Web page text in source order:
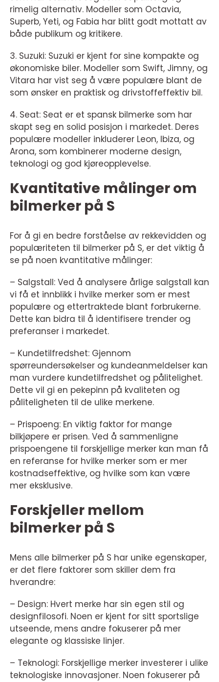
rimelig alternativ. Modeller som Octavia,
Superb, Yeti, og Fabia har blitt godt mottatt av
både publikum og kritikere.
3. Suzuki: Suzuki er kjent for sine kompakte og
økonomiske biler. Modeller som Swift, Jimny, og
Vitara har vist seg å være populære blant de
som ønsker en praktisk og drivstoffeffektiv bil.
4. Seat: Seat er et spansk bilmerke som har
skapt seg en solid posisjon i markedet. Deres
populære modeller inkluderer Leon, Ibiza, og
Arona, som kombinerer moderne design,
teknologi og god kjøreopplevelse.
Kvantitative målinger om
bilmerker på S
For å gi en bedre forståelse av rekkevidden og
populæriteten til bilmerker på S, er det viktig å
se på noen kvantitative målinger:
– Salgstall: Ved å analysere årlige salgstall kan
vi få et innblikk i hvilke merker som er mest
populære og ettertraktede blant forbrukerne.
Dette kan bidra til å identifisere trender og
preferanser i markedet.
– Kundetilfredshet: Gjennom
spørreundersøkelser og kundeanmeldelser kan
man vurdere kundetilfredshet og pålitelighet.
Dette vil gi en pekepinn på kvaliteten og
påliteligheten til de ulike merkene.
– Prispoeng: En viktig faktor for mange
bilkjøpere er prisen. Ved å sammenligne
prispoengene til forskjellige merker kan man få
en referanse for hvilke merker som er mer
kostnadseffektive, og hvilke som kan være
mer eksklusive.
Forskjeller mellom
bilmerker på S
Mens alle bilmerker på S har unike egenskaper,
er det flere faktorer som skiller dem fra
hverandre:
– Design: Hvert merke har sin egen stil og
designfilosofi. Noen er kjent for sitt sportslige
utseende, mens andre fokuserer på mer
elegante og klassiske linjer.
– Teknologi: Forskjellige merker investerer i ulike
teknologiske innovasjoner. Noen fokuserer på